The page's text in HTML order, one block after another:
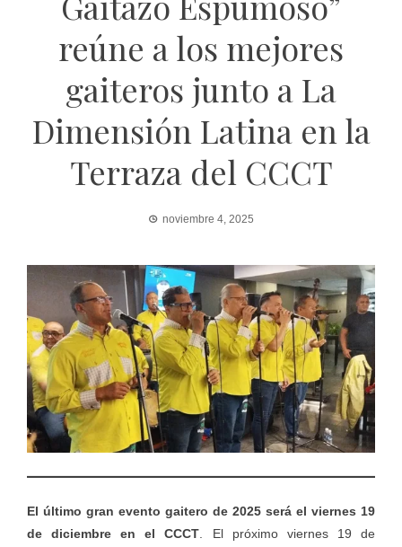
reúne a los mejores
gaiteros junto a La
Dimensión Latina en la
Terraza del CCCT
noviembre 4, 2025
El último gran evento gaitero de 2025 será el viernes 19
de diciembre en el CCCT . El próximo viernes 19 de